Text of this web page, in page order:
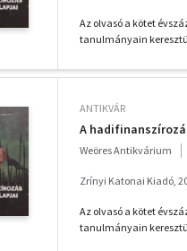
Az olvasó a kötet
tanulmányain
ANTIKVÁR
A
Weöres Antikvárium
Zrínyi Katonai Kiadó,
Az olvasó a kötet
tanulmányain